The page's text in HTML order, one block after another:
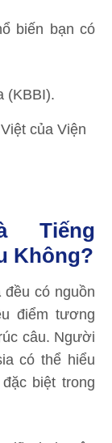
biến bạn có
(KBBI).
của Viện
Tiếng
Không?
đều có nguồn
điểm tương
câu. Người
có thể hiểu
biệt trong